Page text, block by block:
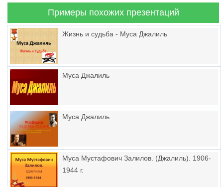
Примеры похожих презентаций
Жизнь и судьба - Муса Джалиль
Муса Джалиль
Муса Джалиль
Муса Мустафович Залилов. (Джалиль). 1906-
1944 г.